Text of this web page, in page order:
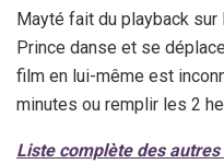
Mayté fait du playback sur
Prince danse et se
film en lui-même est
minutes ou remplir les 2
Liste complète des